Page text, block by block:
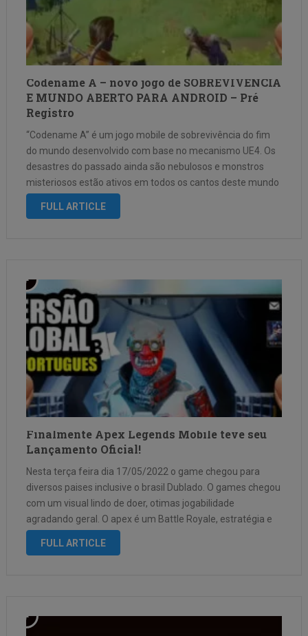
Codename A – novo jogo de SOBREVIVENCIA
E MUNDO ABERTO PARA ANDROID – Pré
Registro
“Codename A” é um jogo mobile de sobrevivência do fim
do mundo desenvolvido com base no mecanismo UE4. Os
desastres do passado ainda são nebulosos e monstros
misteriosos estão ativos em todos os cantos deste mundo
deserto. Após a perda da civilização, os sobreviventes
FULL ARTICLE
Finalmente Apex Legends Mobile teve seu
Lançamento Oficial!
Nesta terça feira dia 17/05/2022 o game chegou para
diversos paises inclusive o brasil Dublado. O games chegou
com um visual lindo de doer, otimas jogabilidade
agradando geral. O apex é um Battle Royale, estratégia e
jogos táticos em equipe são parte do nosso DNA!– Ação …
FULL ARTICLE